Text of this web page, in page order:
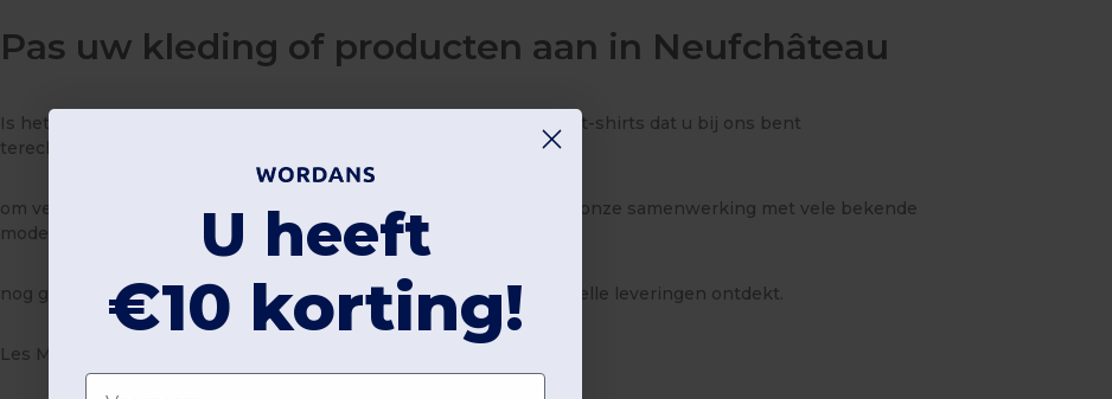
Pas uw kleding of producten aan in Neufchâteau
Is het vanwege uw zoektocht naar een specialist in groothandel in t-shirts dat u bij ons bent
terechtgekomen ? Als u aanvankelijk een beetje huiverig bent
om vertrouwen in ons te stellen, zal onze uitgebreide catalogus en onze samenwerking met vele bekende
modemerken u vast kunnen overtuigen. En u zal
nog geruster zijn als u de kwaliteit van de hoge kortingen tot de snelle leveringen ontdekt.
Les Mureaux verwelkomt Wordans voor uw plezier !
U heeft
€10 korting!
Voornaam